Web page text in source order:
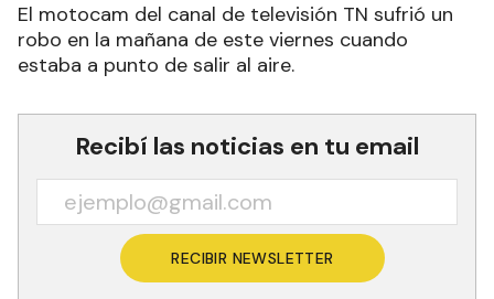
El motocam del canal de televisión TN sufrió un
robo en la mañana de este viernes cuando
estaba a punto de salir al aire.
Recibí las noticias en tu email
RECIBIR NEWSLETTER